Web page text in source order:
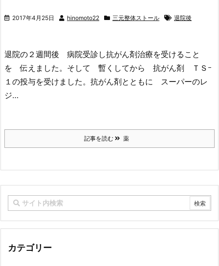
2017年4月25日 hinomoto22 三元整体ストール 退院後
退院の２週間後 病院受診し抗がん剤治療を受けること
を 伝えました。そして 暫くしてから 抗がん剤 ＴＳｰ
１の投与を受けました。抗がん剤とともに スーパーのレ
ジ…
記事を読む 薬
カテゴリー